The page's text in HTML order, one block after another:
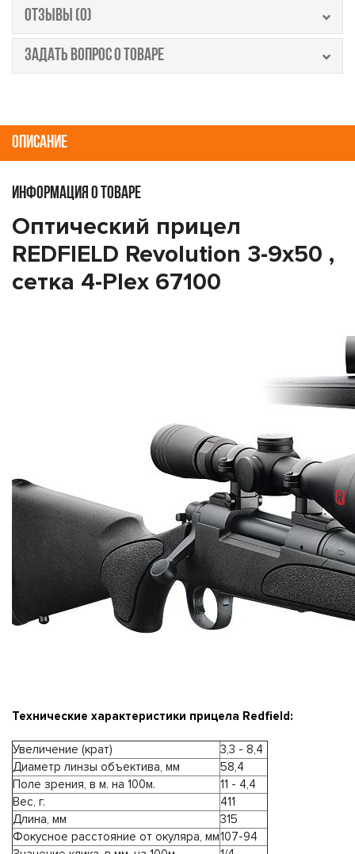
ОТЗЫВЫ (0)
ЗАДАТЬ ВОПРОС О ТОВАРЕ
ОПИСАНИЕ
ИНФОРМАЦИЯ О ТОВАРЕ
Оптический прицел
REDFIELD Revolution 3-9x50 ,
сетка 4-Plex 67100
Технические характеристики прицела Redfield:
Увеличение (крат)
3,3 - 8,4
Диаметр линзы объектива, мм
58,4
Поле зрения, в м. на 100м.
11 - 4,4
Вес, г.
411
Длина, мм
315
Фокусное расстояние от окуляра, мм107-94